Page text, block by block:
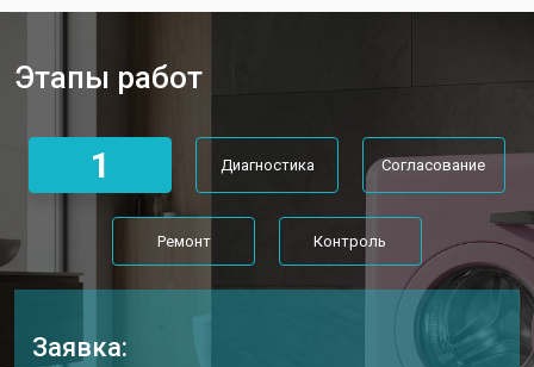
Ремонт или замена петли двери
Ремонт платы управления
(восстановление)
от 2450 ₽
Корпусный ремонт (замена резинок,
креплений, кнопок)
Замена крестовины Заказать
Smeg
Заказать
Этапы работ
1 Диагностика Согласование
Ремонт Контроль
Заявка: